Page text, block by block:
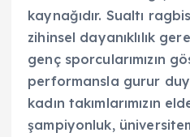
kaynağıdır. Sualtı
zihinsel dayanıklılık
genç sporcularımızın
performansla gurur
kadın takımlarımızın
şampiyonluk,